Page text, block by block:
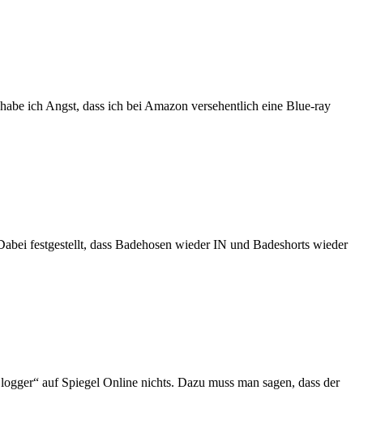
ich Angst, dass ich bei Amazon versehentlich eine Blue-ray
festgestellt, dass Badehosen wieder IN und Badeshorts wieder
auf Spiegel Online nichts. Dazu muss man sagen, dass der